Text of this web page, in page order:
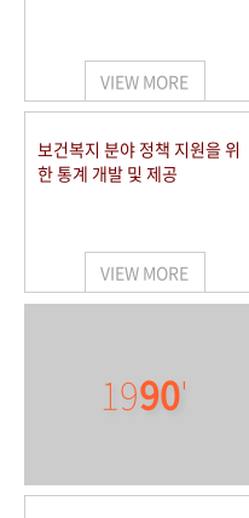
VIEW MORE
보건복지 분야 정책 지원을 위
한 통계 개발 및 제공
VIEW MORE
1990'